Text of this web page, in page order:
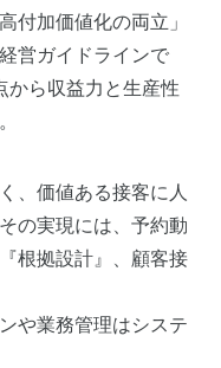
付加価値化の両立」
営ガイドラインで
から収益力と生産性
、価値ある接客に人
の実現には、予約動
根拠設計』、顧客接
や業務管理はシステ